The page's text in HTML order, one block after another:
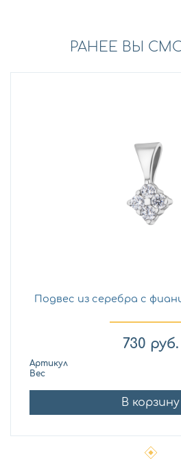
РАНЕЕ ВЫ
Подвес из серебра с
730 руб.
Артикул
Вес
В корзину